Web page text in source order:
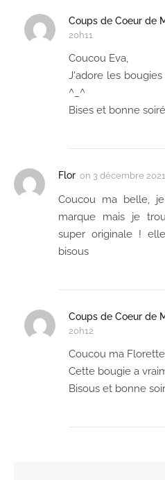
Coups de Coeur de
20h11
Coucou Eva,
J'adore les
^_^
Bises et bonne
Flor on 3 décembre
Coucou ma belle,
marque mais je
super originale !
bisous
Coups de Coeur de
20h12
Coucou ma
Cette bougie a
Bisous et bonne